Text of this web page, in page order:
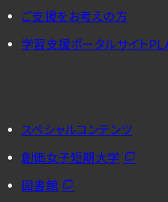
ご支援をお考えの方
学習支援ポータルサイト
スペシャルコンテンツ
創価女子短期大学
図書館